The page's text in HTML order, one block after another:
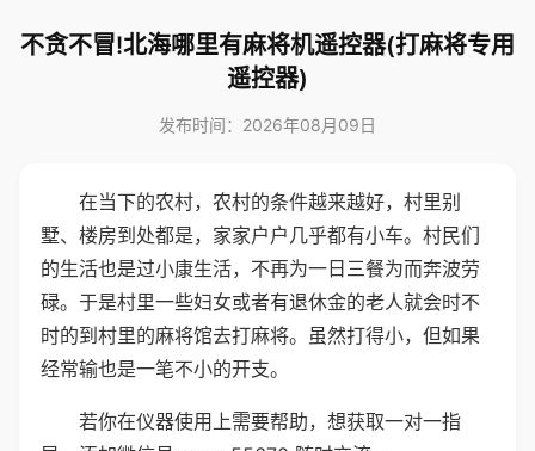
不贪不冒!北海哪里有麻将机遥控器(打麻将专用
遥控器)
发布时间：2026年08月09日
在当下的农村，农村的条件越来越好，村里别
墅、楼房到处都是，家家户户几乎都有小车。村民们
的生活也是过小康生活，不再为一日三餐为而奔波劳
碌。于是村里一些妇女或者有退休金的老人就会时不
时的到村里的麻将馆去打麻将。虽然打得小，但如果
经常输也是一笔不小的开支。
若你在仪器使用上需要帮助，想获取一对一指